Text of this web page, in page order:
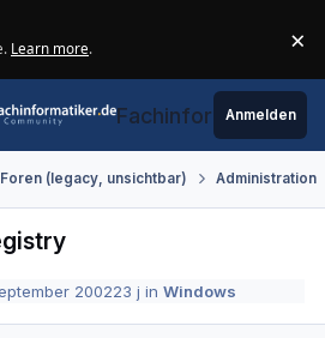
Learn more. ×
Fachinformatiker.de
Anmelden
(legacy, unsichtbar) Administration
200223 j inWindows